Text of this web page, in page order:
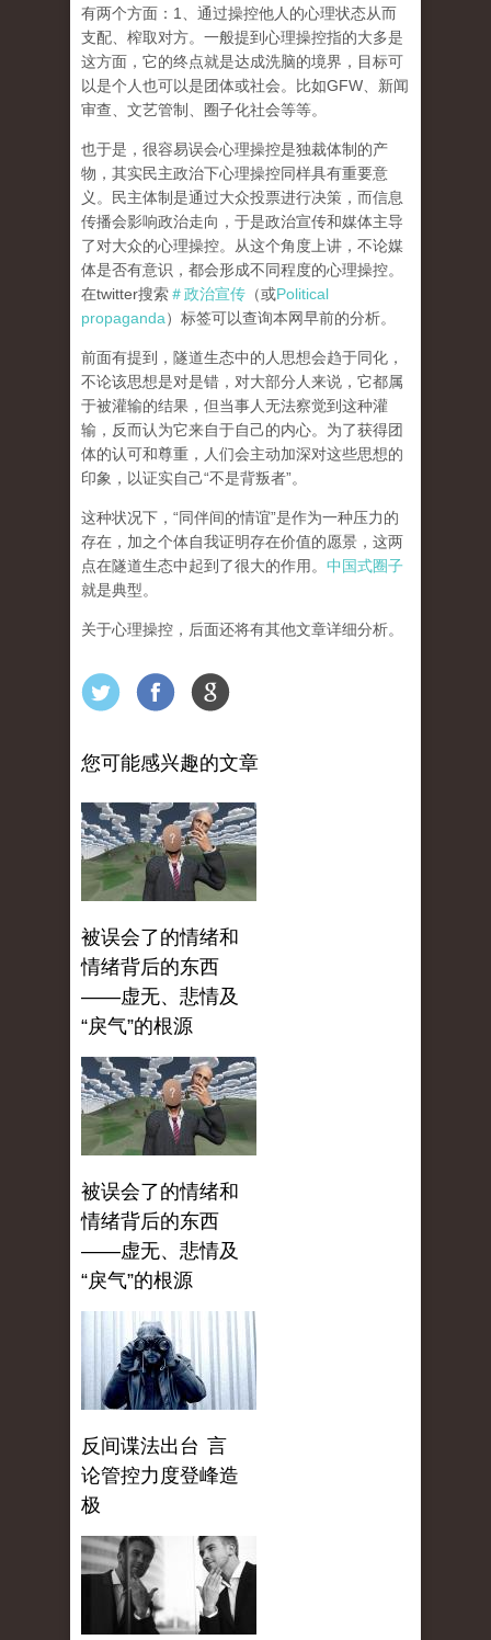
有两个方面：1、通过操控他人的心理状态从而
支配、榨取对方。一般提到心理操控指的大多是
这方面，它的终点就是达成洗脑的境界，目标可
以是个人也可以是团体或社会。比如GFW、新闻
审查、文艺管制、圈子化社会等等。
也于是，很容易误会心理操控是独裁体制的产
物，其实民主政治下心理操控同样具有重要意
义。民主体制是通过大众投票进行决策，而信息
传播会影响政治走向，于是政治宣传和媒体主导
了对大众的心理操控。从这个角度上讲，不论媒
体是否有意识，都会形成不同程度的心理操控。
在twitter搜索＃政治宣传 （或Political
propaganda）标签可以查询本网早前的分析。
前面有提到，隧道生态中的人思想会趋于同化，
不论该思想是对是错，对大部分人来说，它都属
于被灌输的结果，但当事人无法察觉到这种灌
输，反而认为它来自于自己的内心。为了获得团
体的认可和尊重，人们会主动加深对这些思想的
印象，以证实自己“不是背叛者”。
这种状况下，“同伴间的情谊”是作为一种压力的
存在，加之个体自我证明存在价值的愿景，这两
点在隧道生态中起到了很大的作用。 中国式圈子
就是典型。
关于心理操控，后面还将有其他文章详细分析。
您可能感兴趣的文章
被误会了的情绪和
情绪背后的东西
——虚无、悲情及
“戾气”的根源
被误会了的情绪和
情绪背后的东西
——虚无、悲情及
“戾气”的根源
反间谍法出台 言
论管控力度登峰造
极